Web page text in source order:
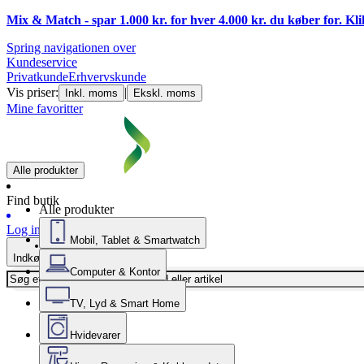
Mix & Match - spar 1.000 kr. for hver 4.000 kr. du køber for.
Spring navigationen over
Kundeservice
PrivatkundeErhvervskunde
Vis priser:
Inkl. moms | Ekskl. moms
Mine favoritter
Alle produkter
Find butik
Log ind
Indkøbskurv
Alle produkter
Mobil, Tablet & Smartwatch
Computer & Kontor
TV, Lyd & Smart Home
Hvidevarer